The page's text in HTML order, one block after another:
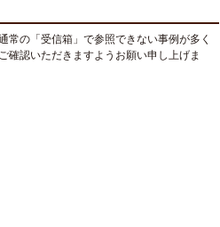
常の「受信箱」で参照できない事例が多く
確認いただきますようお願い申し上げま